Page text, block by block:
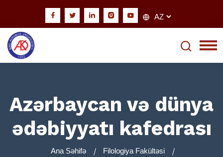
Azərbaycan və dünya
ədəbiyyatı kafedrası
Ana Səhifə
Filologiya Fakültəsi